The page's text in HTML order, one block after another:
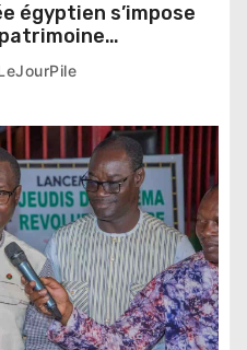
égyptien s’impose
dirigeants